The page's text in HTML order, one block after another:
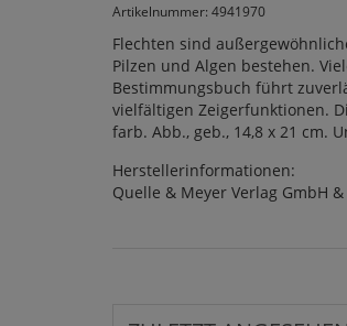
Artikelnummer: 4941970
Flechten sind
Pilzen und Algen bestehen.
Bestimmungsbuch führt
vielfältigen Zeigerfunktionen.
farb. Abb., geb., 14,8 x 21 cm.
Herstellerinformationen:
Quelle & Meyer Verlag GmbH